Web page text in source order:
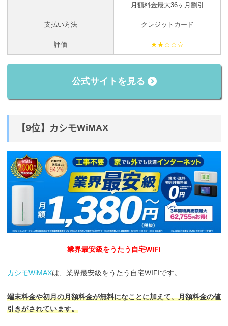
月額料金最大36ヶ月割引
支払い方法 クレジットカード
評価 ★★☆☆☆
公式サイトを見る
【9位】カシモWiMAX
業界最安級をうたう自宅WIFI
カシモWiMAXは、業界最安級をうたう自宅WIFIです。
端末料金や初月の月額料金が無料になことに加えて、月額料金の値
引きがされています。